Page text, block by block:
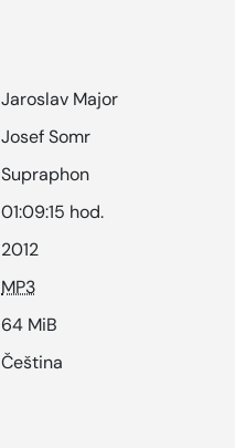
Jaroslav Major
Josef Somr
Supraphon
01:09:15 hod.
2012
MP3
64 MiB
Čeština